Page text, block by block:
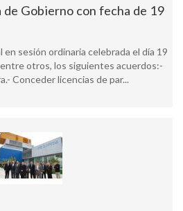
de Gobierno con fecha de 19
en sesión ordinaria celebrada el día 19
otros, los siguientes acuerdos:-
Conceder licencias de par...